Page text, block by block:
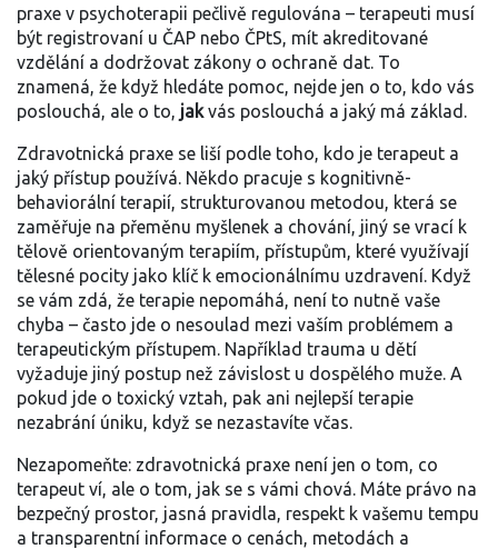
praxe v psychoterapii pečlivě regulována – terapeuti musí
být registrovaní u ČAP nebo ČPtS, mít akreditované
vzdělání a dodržovat zákony o ochraně dat. To
znamená, že když hledáte pomoc, nejde jen o to, kdo vás
poslouchá, ale o to, jakvás poslouchá a jaký má základ.
Zdravotnická praxe se liší podle toho, kdo je terapeut a
jaký přístup používá. Někdo pracuje s kognitivně-
behaviorální terapií, strukturovanou metodou, která se
zaměřuje na přeměnu myšlenek a chování, jiný se vrací k
tělově orientovaným terapiím, přístupům, které využívají
tělesné pocity jako klíč k emocionálnímu uzdravení. Když
se vám zdá, že terapie nepomáhá, není to nutně vaše
chyba – často jde o nesoulad mezi vaším problémem a
terapeutickým přístupem. Například trauma u dětí
vyžaduje jiný postup než závislost u dospělého muže. A
pokud jde o toxický vztah, pak ani nejlepší terapie
nezabrání úniku, když se nezastavíte včas.
Nezapomeňte: zdravotnická praxe není jen o tom, co
terapeut ví, ale o tom, jak se s vámi chová. Máte právo na
bezpečný prostor, jasná pravidla, respekt k vašemu tempu
a transparentní informace o cenách, metodách a